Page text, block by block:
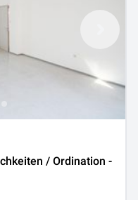
/ Ordination -